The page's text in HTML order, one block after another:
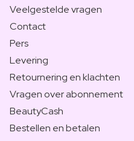
Veelgestelde vragen
Contact
Pers
Levering
Retournering en klachten
Vragen over abonnement
BeautyCash
Bestellen en betalen